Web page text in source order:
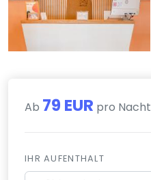
Ab 79 EUR pro Nacht
IHR AUFENTHALT